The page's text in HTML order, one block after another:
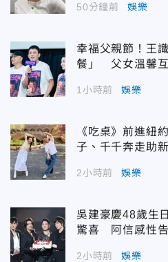
50分鐘前 娛樂
幸福父親節！王
餐」 父女溫馨
1小時前 娛樂
《吃桌》前進紐
子、千千奔走助
2小時前 娛樂
吳建豪慶48歲生
驚喜 阿信感性告
2小時前 娛樂